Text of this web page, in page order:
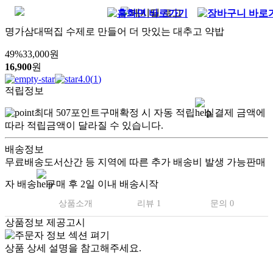
명가삼대떡집 수제로 만들어 더 맛있는 대추고 약밥
49%33,000원
16,900원
4.0(1)
적립정보
최대 507포인트구매확정 시 자동 적립
실결제 금액에
따라 적립금액이 달라질 수 있습니다.
배송정보
무료배송도서산간 등 지역에 따른 추가 배송비 발생 가능판매
자 배송 구매 후 2일 이내 배송시작
상품소개 리뷰 1 문의 0
상품정보 제공고시
상품 상세 설명을 참고해주세요.